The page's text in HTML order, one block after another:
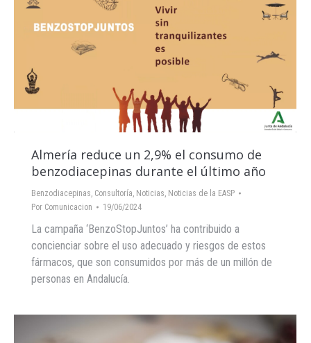
Almería reduce un 2,9% el consumo de
benzodiacepinas durante el último año
Benzodiacepinas Consultoría Noticias Noticias de la EASP
Por Comunicacion 19/06/2024
La campaña ‘BenzoStopJuntos’ ha contribuido a
concienciar sobre el uso adecuado y riesgos de estos
fármacos, que son consumidos por más de un millón de
personas en Andalucía.